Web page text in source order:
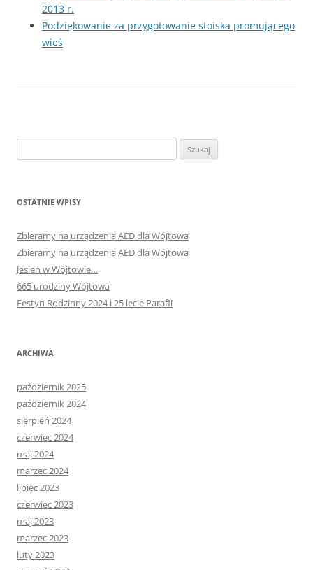
2013 r.
Podziękowanie za przygotowanie stoiska promującego
wieś
OSTATNIE WPISY
Zbieramy na urządzenia AED dla Wójtowa
Zbieramy na urządzenia AED dla Wójtowa
Jesień w Wójtowie…
665 urodziny Wójtowa
Festyn Rodzinny 2024 i 25 lecie Parafii
ARCHIWA
październik 2025
październik 2024
sierpień 2024
czerwiec 2024
maj 2024
marzec 2024
lipiec 2023
czerwiec 2023
maj 2023
marzec 2023
luty 2023